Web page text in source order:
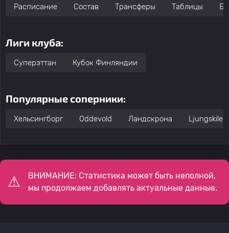
Расписание Состав Трансферы Таблицы
Лиги клуба:
Суперэттан Кубок Финляндии
Популярные соперники:
Хельсингборг Oddevold Ландскрона Ljungskile
ВНИМАНИЕ: Статистика может быть неполной,
мы продолжаем добавлять актуальные данные.